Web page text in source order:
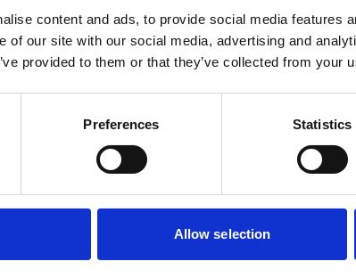
content and ads, to provide social media features
of our site with our social media, advertising and
provided to them or that they’ve collected from your
Preferences Statistics
Allow selection